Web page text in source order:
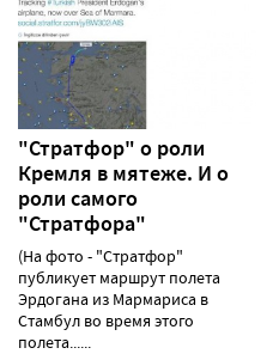
"Стратфор" о роли
Кремля в мятеже. И о
роли самого
"Стратфора"
(На фото - "Стратфор"
публикует маршрут полета
Эрдогана из Мармариса в
Стамбул во время этого
полета......